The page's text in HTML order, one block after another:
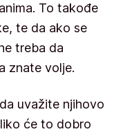
To takođe
te da ako se
treba da
znate volje.
uvažite njihovo
će to dobro